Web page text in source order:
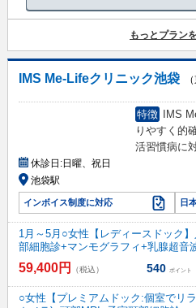
もっとプラン
IMS Me-Lifeクリニック池袋
特徴
IMS
りやすく的
活習慣病に
休診日:日曜、祝日
池袋駅
インボイス制度に対応 日
1月～5月○女性【レディースドック
部細胞診+マンモグラフィ+乳腺超音
59,400円 （税込） 540 ポイント
○女性【プレミアムドック:個室でリ